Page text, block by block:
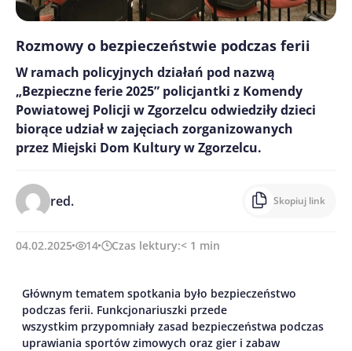
Rozmowy o bezpieczeństwie podczas ferii
W ramach policyjnych działań pod nazwą
„Bezpieczne ferie 2025” policjantki z Komendy
Powiatowej Policji w Zgorzelcu odwiedziły dzieci
biorące udział w zajęciach zorganizowanych
przez Miejski Dom Kultury w Zgorzelcu.
red. Skopiuj link
04.02.2025 14 Czas lektury:< 1 min
Głównym tematem spotkania było bezpieczeństwo
podczas ferii. Funkcjonariuszki przede
wszystkim przypomniały zasad bezpieczeństwa podczas
uprawiania sportów zimowych oraz gier i zabaw